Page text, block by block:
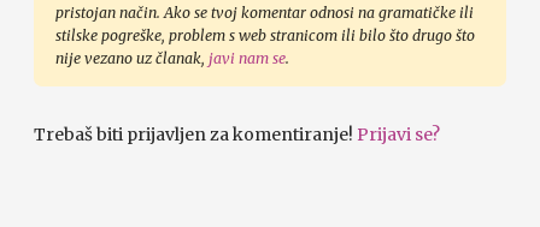
pristojan način. Ako se tvoj komentar odnosi na gramatičke ili
stilske pogreške, problem s web stranicom ili bilo što drugo što
nije vezano uz članak, javi nam se.
Trebaš biti prijavljen za komentiranje! Prijavi se?